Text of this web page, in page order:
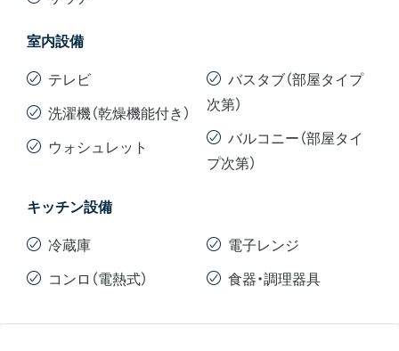
室内設備
テレビ
洗濯機（乾燥機能付き）
ウォシュレット
バスタブ（部屋タイプ
次第）
バルコニー（部屋タイ
プ次第）
キッチン設備
冷蔵庫
コンロ（電熱式）
電子レンジ
食器・調理器具